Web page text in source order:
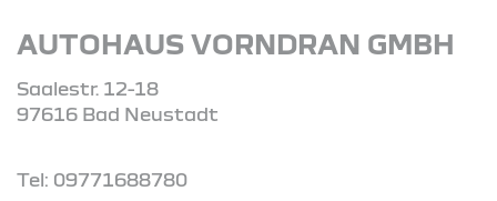
AUTOHAUS VORNDRAN GMBH
Saalestr. 12-18
97616 Bad Neustadt
Tel: 09771688780